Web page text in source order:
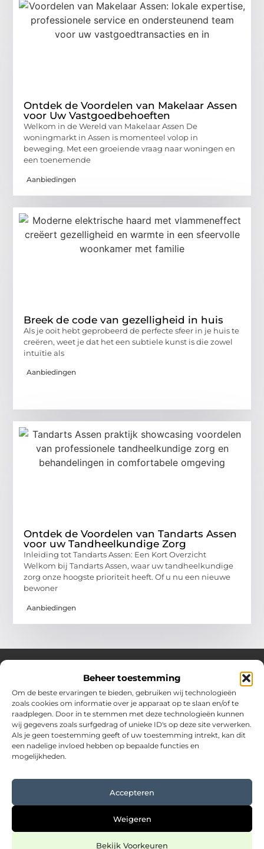
Beheer toestemming
Om de beste ervaringen te bieden, gebruiken wij technologieën
zoals cookies om informatie over je apparaat op te slaan en/of te
raadplegen. Door in te stemmen met deze technologieën kunnen
wij gegevens zoals surfgedrag of unieke ID's op deze site verwerken.
Als je geen toestemming geeft of uw toestemming intrekt, kan dit
een nadelige invloed hebben op bepaalde functies en
mogelijkheden.
Accepteren
Weigeren
Bekijk Voorkeuren
Ontdek de Voordelen van Makelaar Assen
voor Uw Vastgoedbehoeften
Welkom in de Wereld van Makelaar Assen De
woningmarkt in Assen is momenteel volop in
beweging. Met een groeiende vraag naar woningen en
een toenemende
Aanbiedingen
Breek de code van gezelligheid in huis
Als je ooit hebt geprobeerd de perfecte sfeer in je huis te
creëren, weet je dat het een subtiele kunst is die zowel
intuïtie als
Aanbiedingen
Ontdek de Voordelen van Tandarts Assen
voor uw Tandheelkundige Zorg
Inleiding tot Tandarts Assen: Een Kort Overzicht
Welkom bij Tandarts Assen, waar uw tandheelkundige
zorg onze hoogste prioriteit heeft. Of u nu een nieuwe
bewoner
Aanbiedingen
Over Hostingplaneet
Jouw bron voor inspiratie en praktische tips voor het
dagelijks leven.
Verken een uitgebreide collectie blogs en artikelen boordevol
waardevolle adviezen en verrassende inzichten om elke dag
optimaal te benutten.